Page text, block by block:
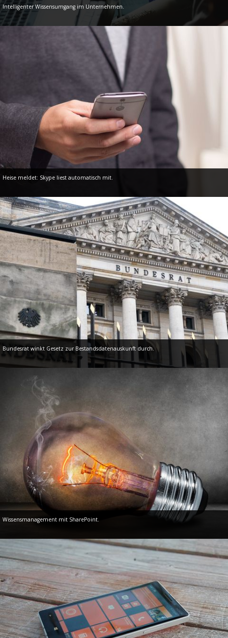
Intelligenter Wissensumgang im Unternehmen.
Heise meldet: Skype liest automatisch mit.
Bundesrat winkt Gesetz zur Bestandsdatenauskunft durch.
Wissensmanagement mit SharePoint.